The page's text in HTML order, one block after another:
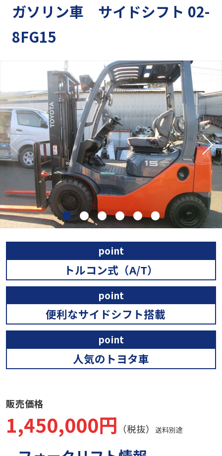
ガソリン車 サイドシフト 02-
8FG15
販売価格
1,450,000円 （税抜） 送料別途
point
トルコン式（A/T）
point
便利なサイドシフト搭載
point
人気のトヨタ車